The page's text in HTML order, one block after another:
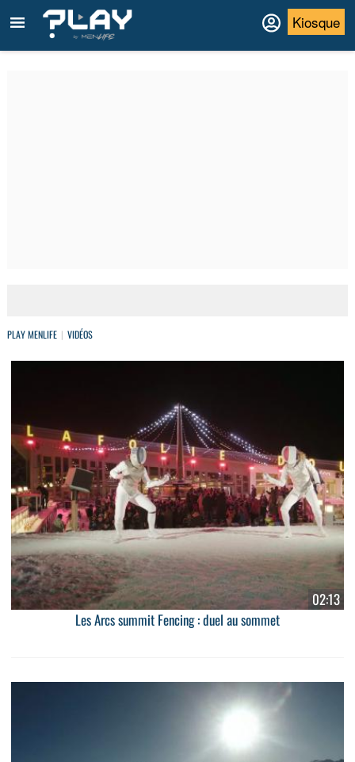
Kiosque
PLAY MENLIFE VIDÉOS
02:13
Les Arcs summit Fencing : duel au sommet